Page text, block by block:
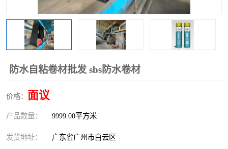
防水自粘卷材批发 sbs防水卷材
价格： 面议
产品数量： 9999.00平方米
发货地址： 广东省广州市白云区